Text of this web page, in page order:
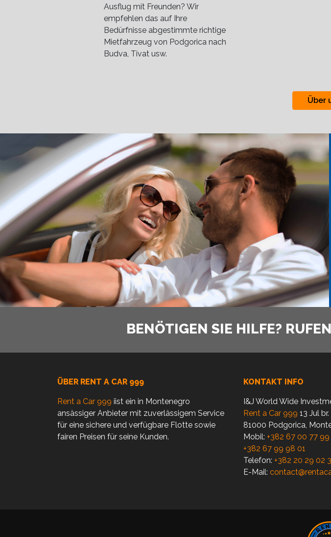
Ausflug mit Freunden? Wir
empfehlen das auf Ihre
Bedürfnisse abgestimmte richtige
Mietfahrzeug von Podgorica nach
Budva, Tivat usw.
Über
BENÖTIGEN SIE HILFE?
ÜBER RENT A CAR 999
Rent a Car 999 iist ein in Montenegro
ansässiger Anbieter mit zuverlässigem Service
für eine sichere und verfügbare Flotte sowie
fairen Preisen für seine Kunden.
KONTAKT INFO
I&J World Wide
Rent a Car 999 13 Jul br.
81000 Podgorica,
Mobil: +382 67 00 77 99
+382 67 99 98 01
Telefon: +382 20 29 02
E-Mail: